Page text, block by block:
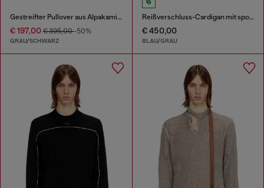
Gestreifter Pullover aus Alpakamischung
€ 197,00 € 395,00-50%
GRAU/SCHWARZ
Reißverschluss-Cardigan mit sportlichen Streifen
€ 450,00
BLAU/GRAU